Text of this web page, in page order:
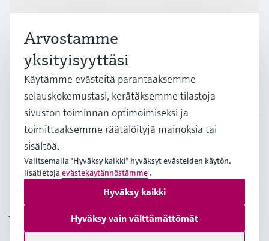
Yritys
FIN•
Copyright © Endress+Hauser Group Services AG
Yleiset sopimusehdot
Arvostamme
yksityisyyttäsi
Käytämme evästeitä parantaaksemme
selauskokemustasi, kerätäksemme tilastoja
sivuston toiminnan optimoimiseksi ja
toimittaaksemme räätälöityjä mainoksia tai
sisältöä.
Valitsemalla "Hyväksy kaikki" hyväksyt evästeiden käytön.
lisätietoja evästekäytännöstämme .
Hyväksy vain välttämättömät
Hyväksy kaikki